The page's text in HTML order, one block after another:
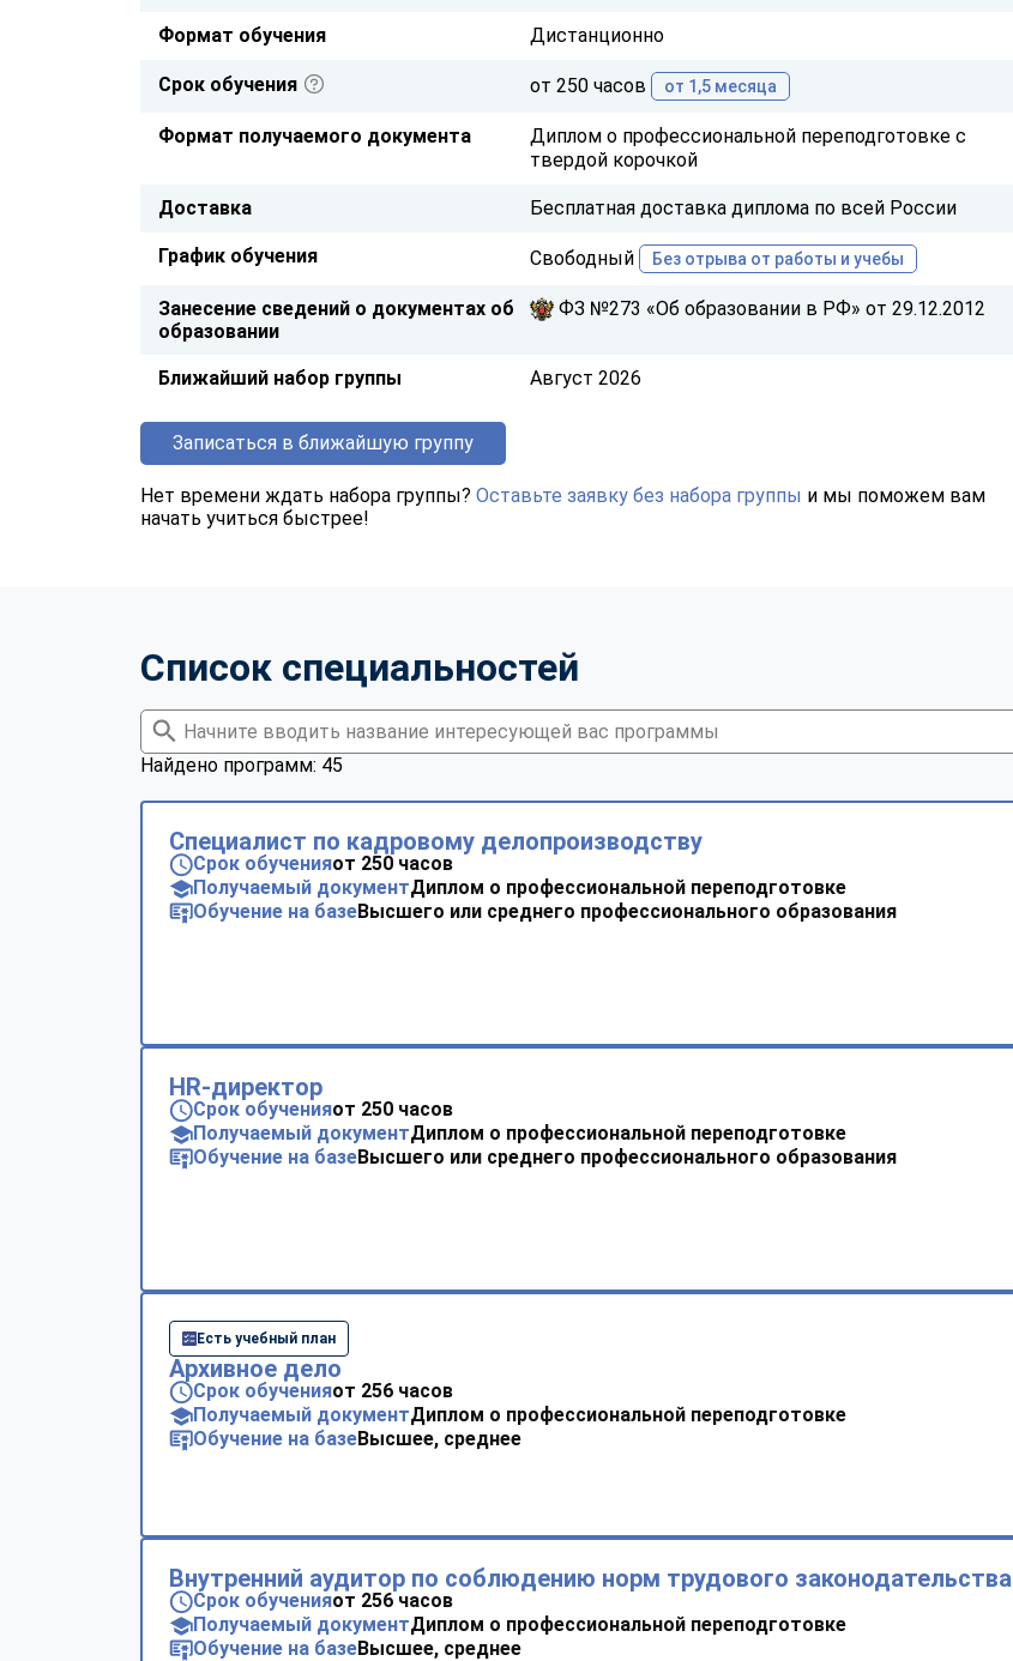
Формат обучения Дистанционно
Срок обучения от 250 часов от 1,5 месяца
Формат получаемого документа
Диплом о профессиональной переподготовке с
твердой корочкой
Доставка Бесплатная доставка диплома по всей России
График обучения Свободный Без отрыва от работы и учебы
Занесение сведений о документах об
образовании
ФЗ №273 «Об образовании в РФ» от 29.12.2012
Ближайший набор группы Август 2026
Записаться в ближайшую группу
Нет времени ждать набора группы? Оставьте заявку без набора группы и мы поможем вам
начать учиться быстрее!
Список специальностей
Найдено программ: 45
Специалист по кадровому делопроизводству
Срок обученияот 250 часов
Получаемый документДиплом о профессиональной переподготовке
Обучение на базеВысшего или среднего профессионального образования
HR-директор
Срок обученияот 250 часов
Получаемый документДиплом о профессиональной переподготовке
Обучение на базеВысшего или среднего профессионального образования
Есть учебный план
Архивное дело
Срок обученияот 256 часов
Получаемый документДиплом о профессиональной переподготовке
Обучение на базеВысшее, среднее
Внутренний аудитор по соблюдению норм трудового законодательства
Срок обученияот 256 часов
Получаемый документДиплом о профессиональной переподготовке
Обучение на базеВысшее, среднее